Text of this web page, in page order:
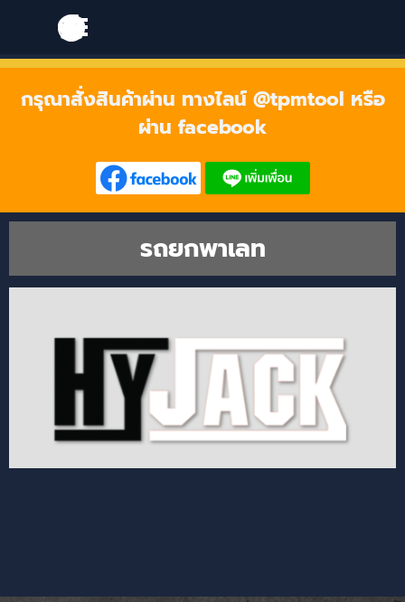
Skip menu
Skip menu
กรุณาสั่งสินค้าผ่าน ทางไลน์ @tpmtool หรือ
ผ่าน facebook
รถยกพาเลท